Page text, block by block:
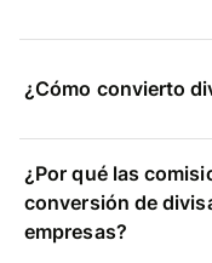
¿Cómo convierto
¿Por qué las
conversión de
empresas?